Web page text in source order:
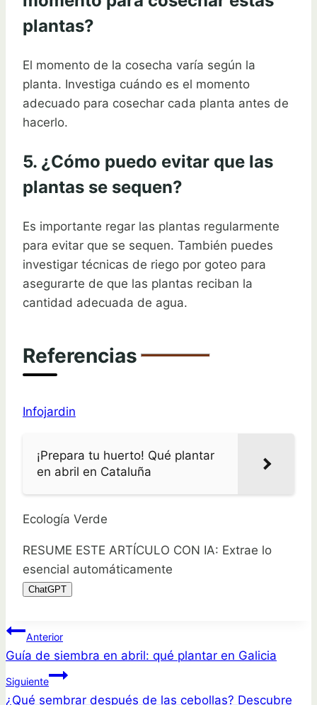
plantas?
El momento de la cosecha varía según la
planta. Investiga cuándo es el momento
adecuado para cosechar cada planta antes de
hacerlo.
5. ¿Cómo puedo evitar que las
plantas se sequen?
Es importante regar las plantas regularmente
para evitar que se sequen. También puedes
investigar técnicas de riego por goteo para
asegurarte de que las plantas reciban la
cantidad adecuada de agua.
Referencias
Infojardin
¡Prepara tu huerto! Qué plantar
en abril en Cataluña
Ecología Verde
RESUME ESTE ARTÍCULO CON IA: Extrae lo
esencial automáticamente
ChatGPT
Navegación
de
entradas
Anterior
Guía de siembra en abril: qué plantar en Galicia
Siguiente
¿Qué sembrar después de las cebollas? Descubre